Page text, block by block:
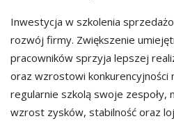
Inwestycja w szkolenia
rozwój firmy. Zwiększenie
pracowników sprzyja lepszej
oraz wzrostowi konkurencyjności
regularnie szkolą swoje zespoły,
wzrost zysków, stabilność oraz